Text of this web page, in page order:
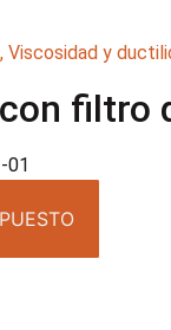
, Viscosidad y
filtro
01